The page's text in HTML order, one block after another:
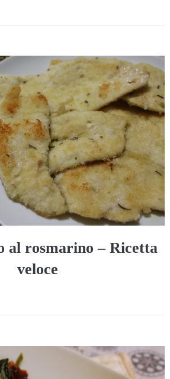
al rosmarino – Ricetta
veloce